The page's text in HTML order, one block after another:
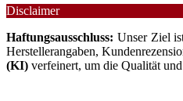
Disclaimer
Haftungsausschluss: Unser Ziel
Herstellerangaben,
(KI) verfeinert, um die Qualität